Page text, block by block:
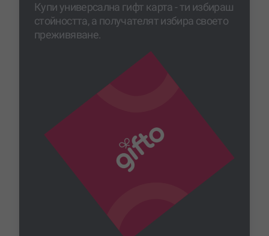
Купи универсална гифт карта - ти избираш
стойността, а получателят избира своето
преживяване.